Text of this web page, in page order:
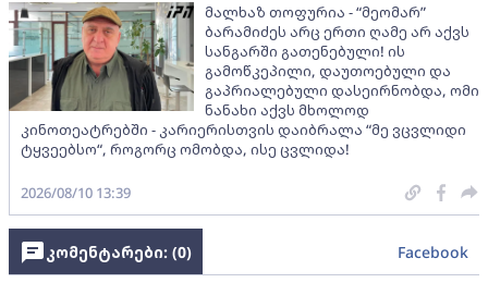
მალხაზ თოფურია - “მეომარ”
ბარამიძეს არც ერთი ღამე არ აქვს
სანგარში გათენებული! ის
გამოწკეპილი, დაუთოებული და
გაპრიალებული დასეირნობდა, ომი
ნანახი აქვს მხოლოდ
კინოთეატრებში - კარიერისთვის დაიბრალა “მე ვცვლიდი
ტყვეებსო“, როგორც ომობდა, ისე ცვლიდა!
2026/08/10 13:39
კომენტარები: (0) Facebook